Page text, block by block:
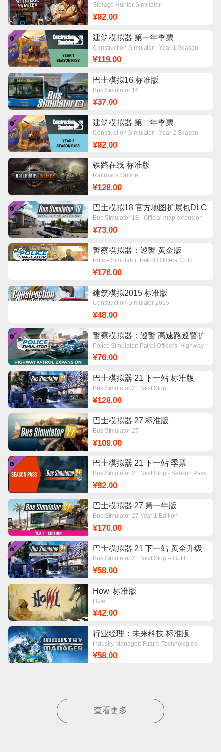
Storage Hunter Simulator
¥92.00
建筑模拟器 第一年季票
Construction Simulator - Year 1 Season
¥119.00
巴士模拟16 标准版
Bus Simulator 16
¥37.00
建筑模拟器 第二年季票
Construction Simulator - Year 2 Season
¥92.00
铁路在线 标准版
Railroads Online
¥128.00
巴士模拟18 官方地图扩展包DLC
Bus Simulator 18 - Official map extension
¥73.00
警察模拟器：巡警 黄金版
Police Simulator: Patrol Officers: Gold
¥176.00
建筑模拟2015 标准版
Construction Simulator 2015
¥48.00
警察模拟器：巡警 高速路巡警扩
展包DLC
Police Simulator: Patrol Officers: Highway
¥76.00
巴士模拟器 21 下一站 标准版
Bus Simulator 21 Next Stop
¥128.00
巴士模拟器 27 标准版
Bus Simulator 27
¥109.00
巴士模拟器 21 下一站 季票
Bus Simulator 21 Next Stop - Season Pass
¥92.00
巴士模拟器 27 第一年版
Bus Simulator 27 Year 1 Edition
¥170.00
巴士模拟器 21 下一站 黄金升级
DLC
Bus Simulator 21 Next Stop – Gold
¥58.00
Howl 标准版
Howl
¥42.00
行业经理：未来科技 标准版
Industry Manager: Future Technologies
¥58.00
查看更多